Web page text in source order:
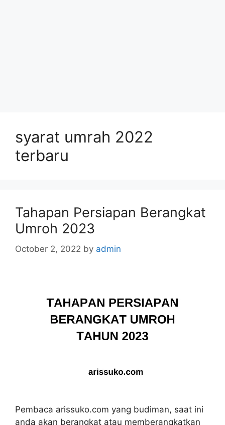
syarat umrah 2022
terbaru
Tahapan Persiapan Berangkat
Umroh 2023
October 2, 2022 by admin
Pembaca arissuko.com yang budiman, saat ini
anda akan berangkat atau memberangkatkan